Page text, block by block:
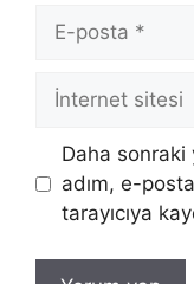
posta
İnternet
Daha sonraki
adım, e-
tarayıcıya